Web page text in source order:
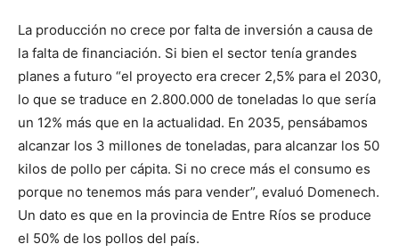
La producción no crece por falta de inversión a causa de
la falta de financiación. Si bien el sector tenía grandes
planes a futuro “el proyecto era crecer 2,5% para el 2030,
lo que se traduce en 2.800.000 de toneladas lo que sería
un 12% más que en la actualidad. En 2035, pensábamos
alcanzar los 3 millones de toneladas, para alcanzar los 50
kilos de pollo per cápita. Si no crece más el consumo es
porque no tenemos más para vender”, evaluó Domenech.
Un dato es que en la provincia de Entre Ríos se produce
el 50% de los pollos del país.